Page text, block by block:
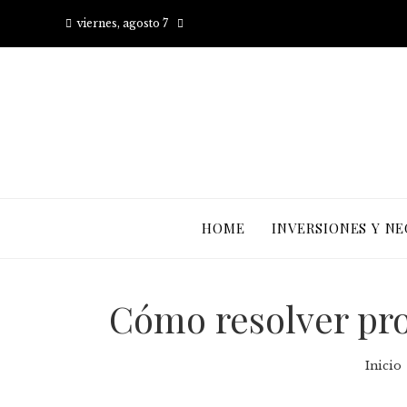
viernes, agosto 7
HOME INVERSIONES Y
Cómo resolver
Inicio